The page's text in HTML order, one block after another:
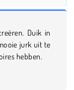
Duik in
jurk uit te
hebben.